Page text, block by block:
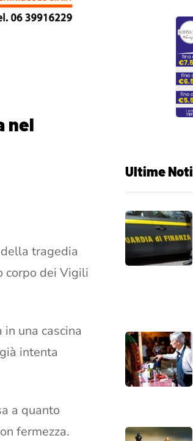
nel
tragedia
corpo dei Vigili
una cascina
intenta
a quanto
fermezza.
Ultime